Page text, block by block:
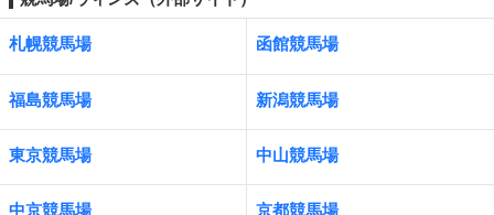
札幌競馬場 函館競馬場
福島競馬場 新潟競馬場
東京競馬場 中山競馬場
中京競馬場 京都競馬場